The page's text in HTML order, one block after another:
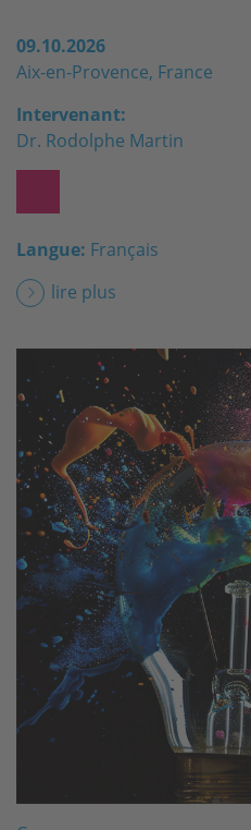
09.10.2026
Aix-en-Provence, France
Intervenant:
Dr. Rodolphe Martin
Langue: Français
lire plus